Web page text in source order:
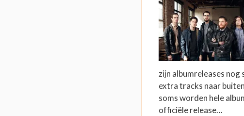
zijn albumreleases nog
extra tracks naar
soms worden hele
officiële release…